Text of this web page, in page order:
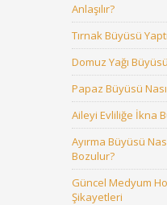
Anlaşılır?
Tırnak Büyüsü
Domuz Yağı
Papaz Büyüsü
Aileyi Evliliğe İkna
Ayırma Büyüsü
Bozulur?
Güncel Medyum
Şikayetleri